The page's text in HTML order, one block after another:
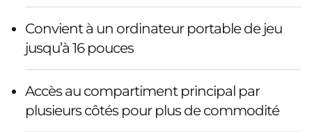
Convient à un ordinateur portable de jeu
jusqu’à 16 pouces
Accès au compartiment principal par
plusieurs côtés pour plus de commodité